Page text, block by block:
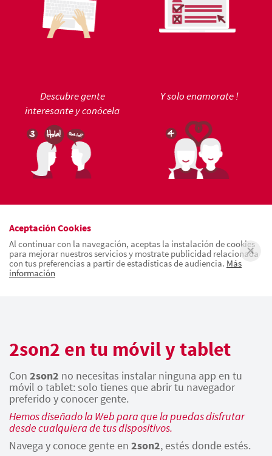
Descubre gente
interesante y conócela
Y solo enamorate !
Aceptación Cookies
Al continuar con la navegación, aceptas la instalación de cookies
para mejorar nuestros servicios y mostrate publicidad relacionada
con tus preferencias a partir de estadísticas de audiencia. Más
información
2son2 en tu móvil y tablet
Con 2son2 no necesitas instalar ninguna app en tu
móvil o tablet: solo tienes que abrir tu navegador
preferido y conocer gente.
Hemos diseñado la Web para que la puedas disfrutar
desde cualquiera de tus dispositivos.
Navega y conoce gente en 2son2, estés donde estés.